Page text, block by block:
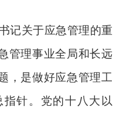
记关于应急管理的重
管理事业全局和长远
，是做好应急管理工
针。党的十八大以